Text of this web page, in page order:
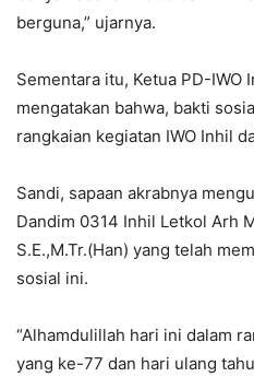
berguna,” ujarnya.
Sementara itu, Ketua PD-IWO
mengatakan bahwa, bakti
rangkaian kegiatan IWO Inhil
Sandi, sapaan akrabnya
Dandim 0314 Inhil Letkol Arh
S.E.,M.Tr.(Han) yang telah
sosial ini.
“Alhamdulillah hari ini dalam
yang ke-77 dan hari ulang